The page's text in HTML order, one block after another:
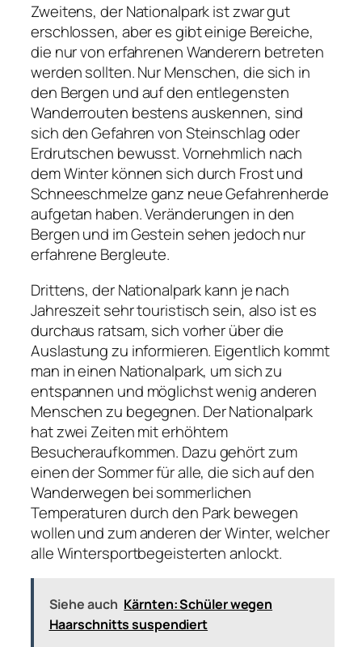
Zweitens, der Nationalpark ist zwar gut
erschlossen, aber es gibt einige Bereiche,
die nur von erfahrenen Wanderern betreten
werden sollten. Nur Menschen, die sich in
den Bergen und auf den entlegensten
Wanderrouten bestens auskennen, sind
sich den Gefahren von Steinschlag oder
Erdrutschen bewusst. Vornehmlich nach
dem Winter können sich durch Frost und
Schneeschmelze ganz neue Gefahrenherde
aufgetan haben. Veränderungen in den
Bergen und im Gestein sehen jedoch nur
erfahrene Bergleute.
Drittens, der Nationalpark kann je nach
Jahreszeit sehr touristisch sein, also ist es
durchaus ratsam, sich vorher über die
Auslastung zu informieren. Eigentlich kommt
man in einen Nationalpark, um sich zu
entspannen und möglichst wenig anderen
Menschen zu begegnen. Der Nationalpark
hat zwei Zeiten mit erhöhtem
Besucheraufkommen. Dazu gehört zum
einen der Sommer für alle, die sich auf den
Wanderwegen bei sommerlichen
Temperaturen durch den Park bewegen
wollen und zum anderen der Winter, welcher
alle Wintersportbegeisterten anlockt.
Siehe auch Kärnten: Schüler wegen
Haarschnitts suspendiert